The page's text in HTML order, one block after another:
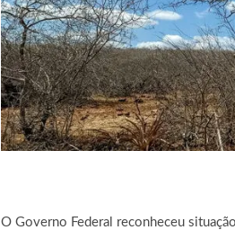
O Governo Federal reconheceu